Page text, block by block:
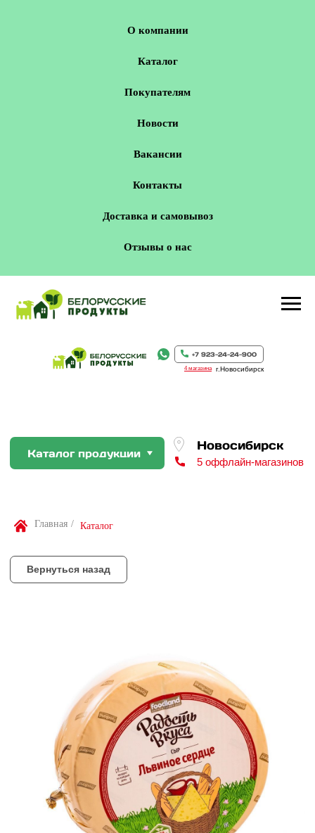
О компании
Каталог
Покупателям
Новости
Вакансии
Контакты
Доставка и самовывоз
Отзывы о нас
г.Новосибирск
+7 923-24-24-900
4 магазина
По Вашей просьбе покупку
профессиональном слайсере
Главная / Каталог